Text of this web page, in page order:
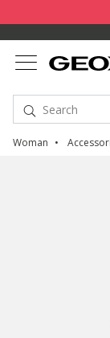
Woman